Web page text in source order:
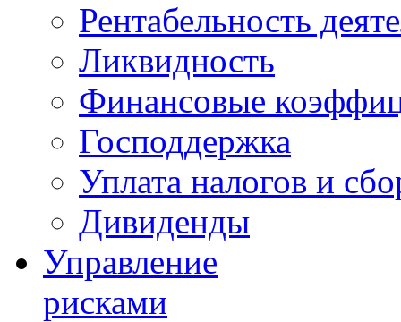
Рентабельность
Ликвидность
Финансовые
Господдержка
Уплата налогов и
Дивиденды
Управление
рисками